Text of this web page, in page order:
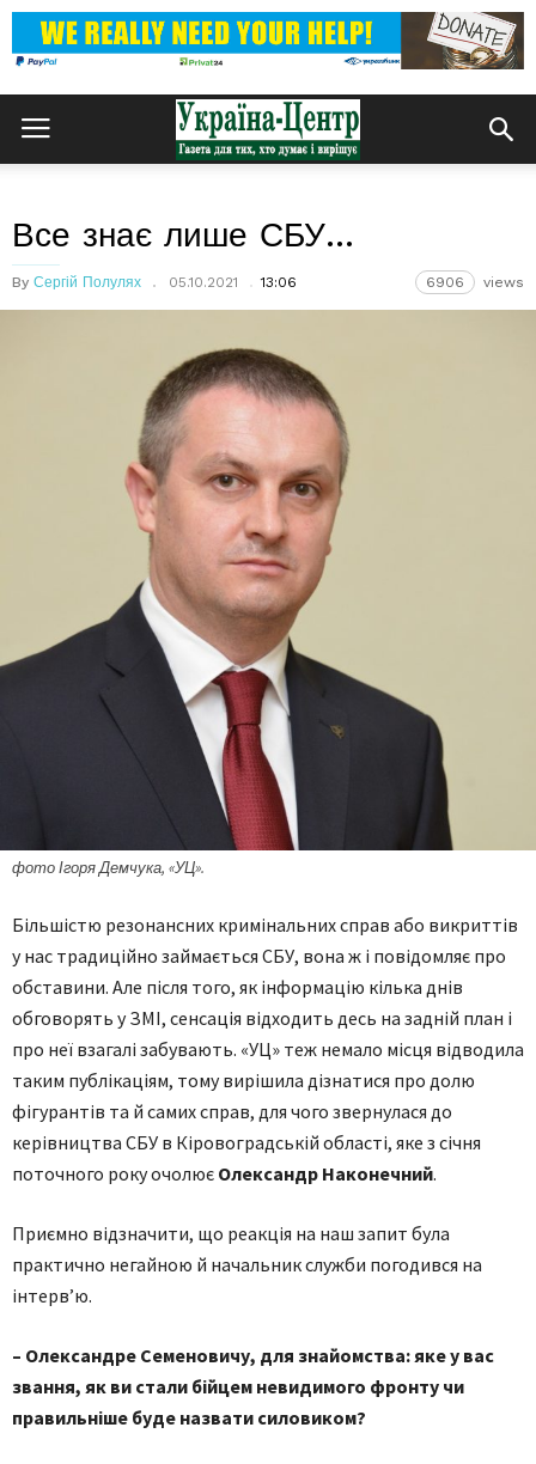
Все знає лише СБУ…
By Сергій Полулях 05.10.2021 13:06 6906 views
фото Ігоря Демчука, «УЦ».
Більшістю резонансних кримінальних справ або викриттів
у нас традиційно займається СБУ, вона ж і повідомляє про
обставини. Але після того, як інформацію кілька днів
обговорять у ЗМІ, сенсація відходить десь на задній план і
про неї взагалі забувають. «УЦ» теж немало місця відводила
таким публікаціям, тому вирішила дізнатися про долю
фігурантів та й самих справ, для чого звернулася до
керівництва СБУ в Кіровоградській області, яке з січня
поточного року очолює Олександр Наконечний.
Приємно відзначити, що реакція на наш запит була
практично негайною й начальник служби погодився на
інтерв’ю.
– Олександре Семеновичу, для знайомства: яке у вас
звання, як ви стали бійцем невидимого фронту чи
правильніше буде назвати силовиком?